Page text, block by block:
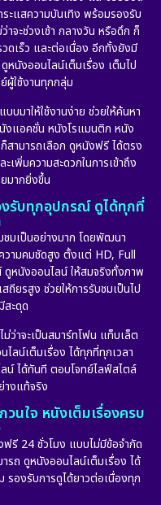
ะแสความบันเทิง พร้อมรองรับ
จะช่วงเช้า กลางวัน หรือดึก ก็
ดเร็ว และต่อเนื่อง อีกทั้งยังมี
นังออนไลน์เต็มเรื่อง เต็มไป
ผู้ใช้งานทุกกลุ่ม
มาให้ใช้งานง่าย ช่วยให้ค้นหา
นังแอคชั่น หนังโรแมนติก หนัง
ามารถเลือก ดูหนังฟรี ได้ตรง
เพิ่มความสะดวกในการเข้าถึง
มากยิ่งขึ้น
รับทุกอุปกรณ์ ดูได้ทุกที่
มเป็นอย่างมาก โดยพัฒนา
วามคมชัดสูง ตั้งแต่ HD, Full
หนังออนไลน์ ให้สมจริงทั้งภาพ
ยรสูง ช่วยให้การรับชมเป็นไป
สะดุด
าจะเป็นสมาร์ทโฟน แท็บเล็ต
ลน์เต็มเรื่อง ได้ทุกที่ทุกเวลา
น์ ได้ทันที ตอบโจทย์ไลฟ์สไตล์
างแท้จริง
นใจ หนังเต็มเรื่องครบ
รี 24 ชั่วโมง แบบไม่มีข้อจำกัด
รถ ดูหนังออนไลน์เต็มเรื่อง ได้
รองรับการดูได้ยาวต่อเนื่องทุก